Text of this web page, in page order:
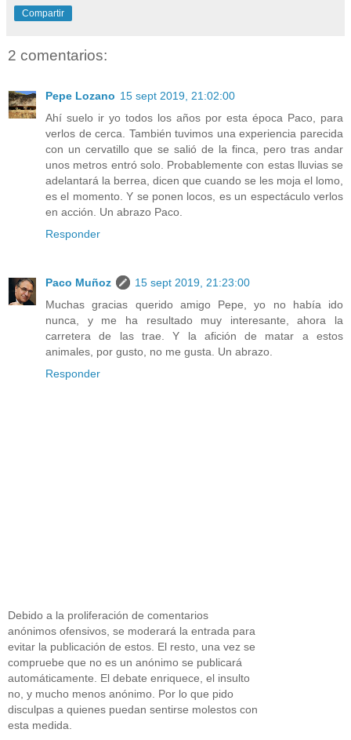
Compartir
2 comentarios:
Pepe Lozano 15 sept 2019, 21:02:00
Ahí suelo ir yo todos los años por esta época Paco, para
verlos de cerca. También tuvimos una experiencia parecida
con un cervatillo que se salió de la finca, pero tras andar
unos metros entró solo. Probablemente con estas lluvias se
adelantará la berrea, dicen que cuando se les moja el lomo,
es el momento. Y se ponen locos, es un espectáculo verlos
en acción. Un abrazo Paco.
Responder
Paco Muñoz
15 sept 2019, 21:23:00
Muchas gracias querido amigo Pepe, yo no había ido
nunca, y me ha resultado muy interesante, ahora la
carretera de las trae. Y la afición de matar a estos
animales, por gusto, no me gusta. Un abrazo.
Responder
Debido a la proliferación de comentarios
anónimos ofensivos, se moderará la entrada para
evitar la publicación de estos. El resto, una vez se
compruebe que no es un anónimo se publicará
automáticamente. El debate enriquece, el insulto
no, y mucho menos anónimo. Por lo que pido
disculpas a quienes puedan sentirse molestos con
esta medida.